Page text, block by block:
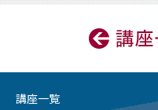
講座一覧